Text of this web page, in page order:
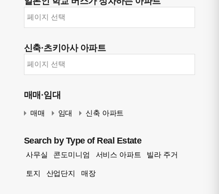
신축·츠키아사 아파트
매매·임대
매매 임대 신축 아파트
Search by Type of Real Estate
사무실 콘도미니엄 서비스 아파트 빌라 주거
토지 산업단지 매장